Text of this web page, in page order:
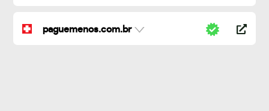
paguemenos.com.br